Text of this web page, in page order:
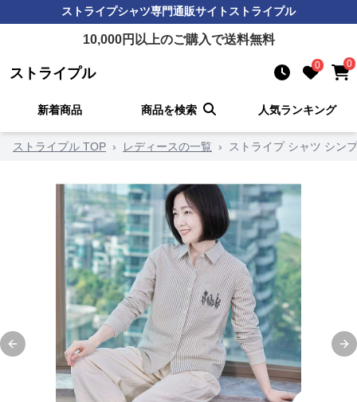
ストライプシャツ専門通販サイト ストライプル
10,000円以上のご購入で送料無料
ストライプル 0 0
新着商品 商品を検索 人気ランキング
ストライプル TOP › レディースの一覧 › ストライプ シャツ シン
Previous slide